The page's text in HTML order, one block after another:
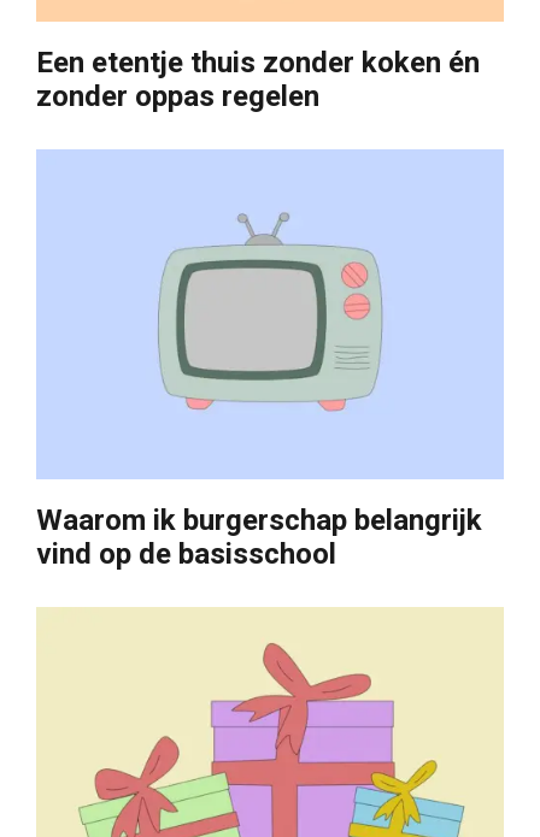
Een etentje thuis zonder koken én
zonder oppas regelen
Waarom ik burgerschap belangrijk
vind op de basisschool